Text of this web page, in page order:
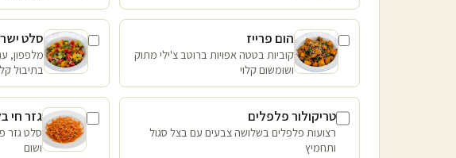
הום פרייז
קוביות בטטה אפויות ברוטב צ'ילי מתוק
ושומשום קלוי
סלט
מלפפון,
בתיבול
טריקולור פלפלים
רצועות פלפלים בשלושה צבעים עם בצל סגול
ותחמיץ
גזר חי
סלט גזר
ושום